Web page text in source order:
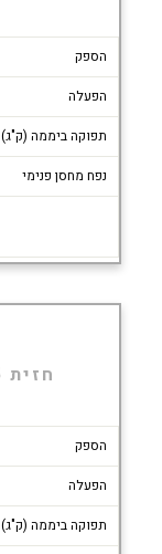
הספק
הפעלה
תפוקה ביממה (ק"ג)
נפח מחסן פנימי
חזית 51.5 עומק 64.5 גובה 86
הספק
הפעלה
תפוקה ביממה (ק"ג)